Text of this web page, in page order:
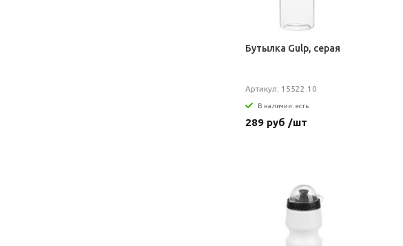
Бутылка Gulp, серая
Артикул: 15522.10
В наличии: есть
289 руб /шт